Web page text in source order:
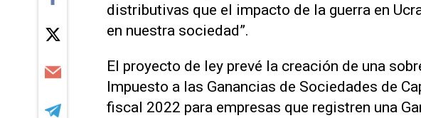
distributivas que el impacto de la guerra en
en nuestra sociedad”.
El proyecto de ley prevé la creación de una
Impuesto a las Ganancias de Sociedades de
fiscal 2022 para empresas que registren una